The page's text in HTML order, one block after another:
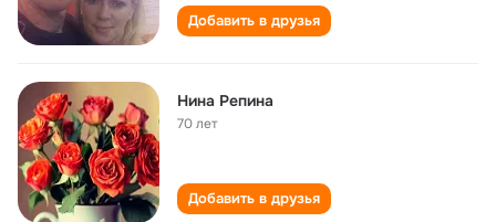
Добавить в друзья
Нина Репина
70 лет
Добавить в друзья